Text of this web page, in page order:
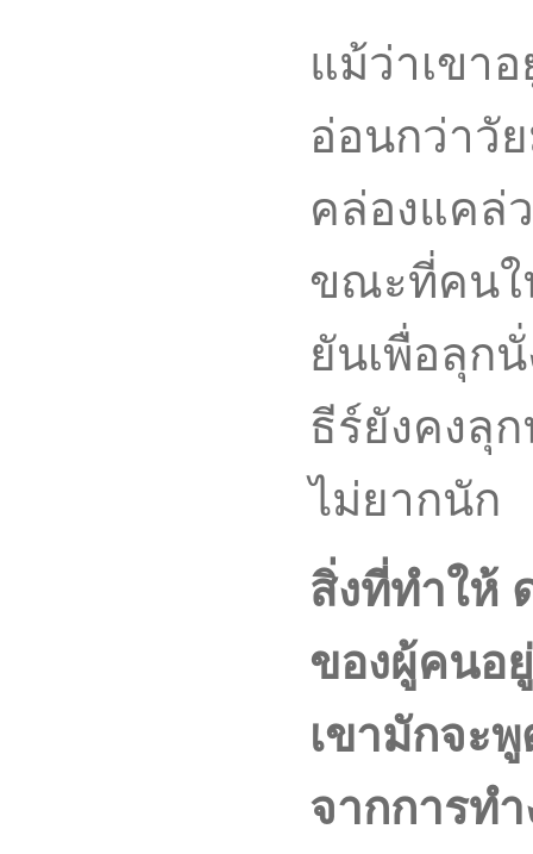
แม้ว่าเขา
อ่อนกว่าวั
คล่องแคล่
ขณะที่คนใ
ยันเพื่อลุก
ธีร์ยังคงลุ
ไม่ยากนัก
สิ่งที่ทำให้
ของผู้คนอ
เขามักจะ
จากการท